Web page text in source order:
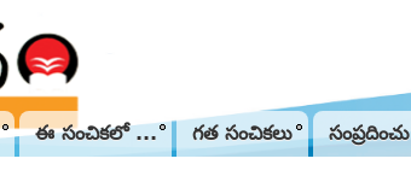
ఈ సంచికలో ... గత సంచికలు సంప్రదించు